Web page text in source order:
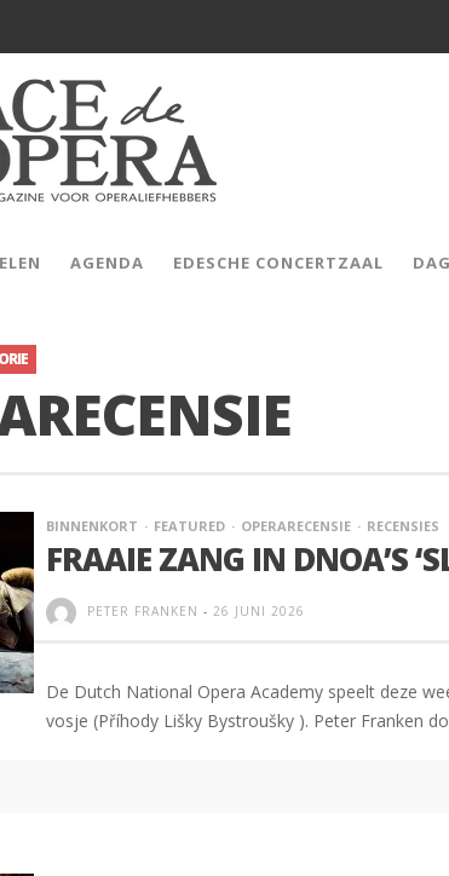
AGENDA EDESCHE CONCERTZAAL
BINNENKORT FEATURED OPERARECENSIE RECENSIES
FRAAIE ZANG IN DNOA’S
PETER FRANKEN - 26 JUNI 2026
De Dutch National Opera Academy speelt deze
vosje (Příhody Lišky Bystroušky ). Peter Franken